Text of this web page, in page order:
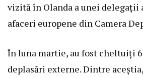
vizită în Olanda a unei delegații
afaceri europene din Camera
În luna martie, au fost cheltuiți
deplasări externe. Dintre